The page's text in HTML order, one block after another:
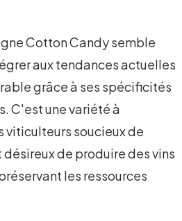
Cotton Candy semble
aux tendances actuelles
grâce à ses spécificités
C'est une variété à
viticulteurs soucieux de
de produire des vins
les ressources